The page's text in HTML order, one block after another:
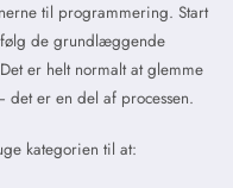
til programmering. Start
følg de grundlæggende
er helt normalt at glemme
det er en del af processen.
kategorien til at: